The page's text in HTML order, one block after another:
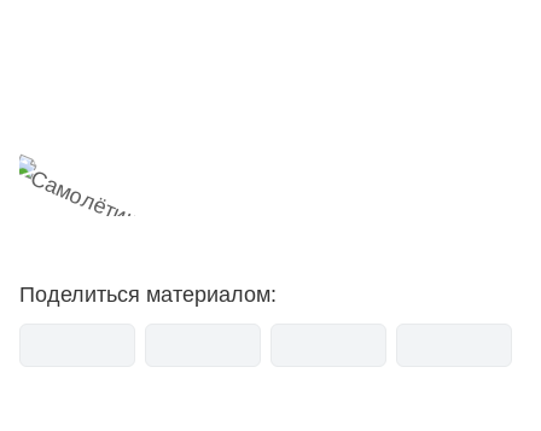
Поделиться материалом: